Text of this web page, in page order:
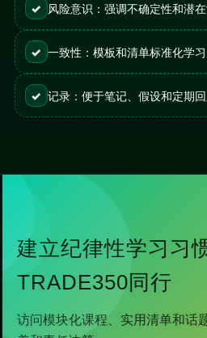
✓ 风险意识：强调不确定性和潜
✓ 一致性：模板和清单标准化学习
✓ 记录：便于笔记、假设和定期
建立纪律性学习习
TRADE350同行
访问模块化课程、实用清单和话